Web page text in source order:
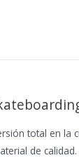
total en la
de